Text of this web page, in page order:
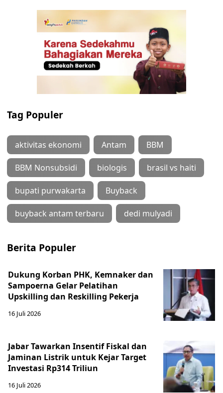
Tag Populer
aktivitas ekonomi Antam BBM
BBM Nonsubsidi biologis brasil vs haiti
bupati purwakarta Buyback
buyback antam terbaru dedi mulyadi
Berita Populer
Dukung Korban PHK, Kemnaker dan
Sampoerna Gelar Pelatihan
Upskilling dan Reskilling Pekerja
16 Juli 2026
Jabar Tawarkan Insentif Fiskal dan
Jaminan Listrik untuk Kejar Target
Investasi Rp314 Triliun
16 Juli 2026